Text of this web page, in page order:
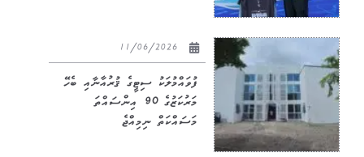
ފުވައްމުލަކު ސިޓީގެ ޤުރުއާނާއި ބެހޭ
މަރުކަޒުގެ 90 އިންސައްތަ
މަސައްކަތް ނިމިއްޖެ